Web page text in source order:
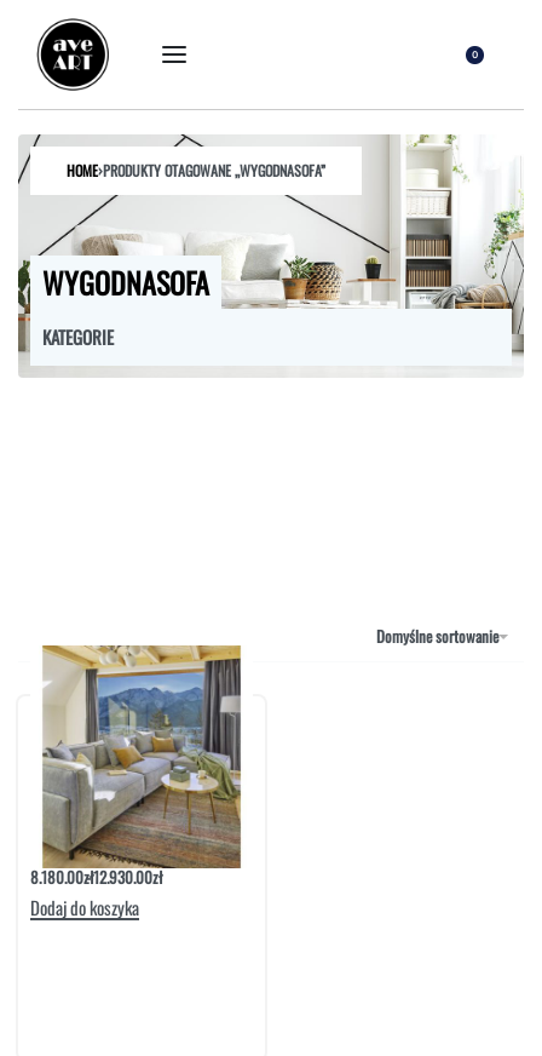
0
HOME›PRODUKTY OTAGOWANE „WYGODNASOFA”
WYGODNASOFA
KATEGORIE
STOLIKI
STOŁY
SZAFKI I KOMODY
Domyślne sortowanie
Sofa Laurent 3-Osobowa
8.180.00zł12.930.00zł
Dodaj do koszyka